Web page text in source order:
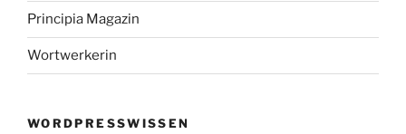
Principia Magazin
Wortwerkerin
WORDPRESSWISSEN